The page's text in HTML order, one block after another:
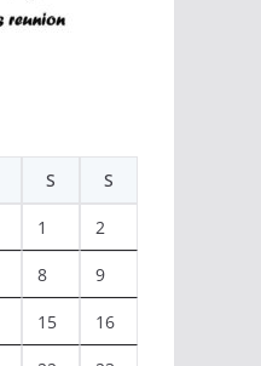
S S
1 2
8 9
15 16